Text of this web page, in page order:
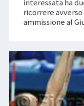
interessata ha
ricorrere
ammissione al